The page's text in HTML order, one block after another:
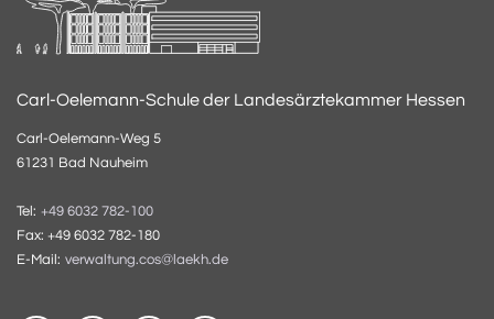
Carl-Oelemann-Schule der Landesärztekammer Hessen
Carl-Oelemann-Weg 5
61231 Bad Nauheim
Tel: +49 6032 782-100
Fax: +49 6032 782-180
E-Mail: verwaltung.cos@laekh.de